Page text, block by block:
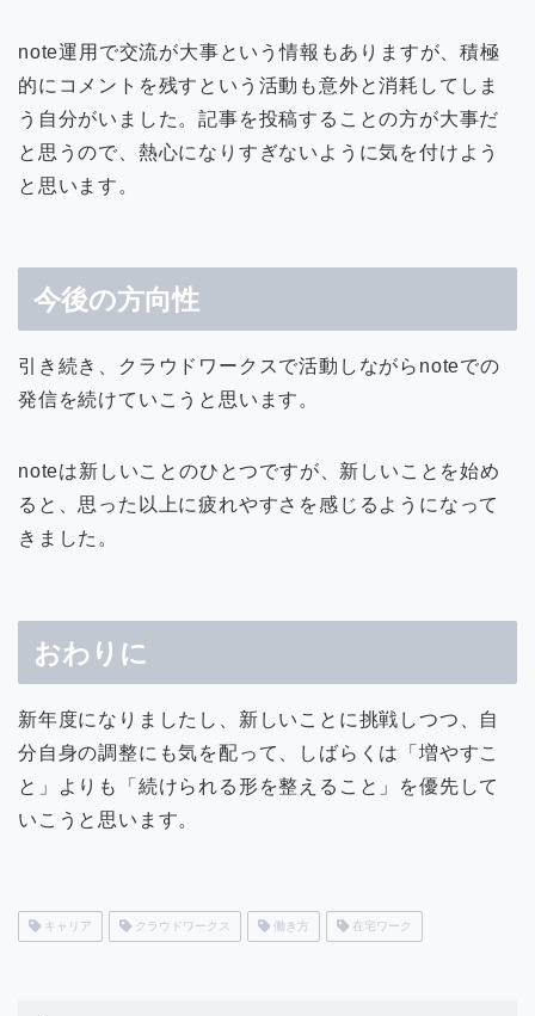
note運用で交流が大事という情報もありますが、積極
的にコメントを残すという活動も意外と消耗してしま
う自分がいました。記事を投稿することの方が大事だ
と思うので、熱心になりすぎないように気を付けよう
と思います。
今後の方向性
引き続き、クラウドワークスで活動しながらnoteでの
発信を続けていこうと思います。
noteは新しいことのひとつですが、新しいことを始め
ると、思った以上に疲れやすさを感じるようになって
きました。
おわりに
新年度になりましたし、新しいことに挑戦しつつ、自
分自身の調整にも気を配って、しばらくは「増やすこ
と」よりも「続けられる形を整えること」を優先して
いこうと思います。
キャリア クラウドワークス 働き方 在宅ワーク